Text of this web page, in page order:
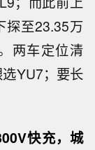
探至23.35万
两车定位清
YU7；要长
快充，城